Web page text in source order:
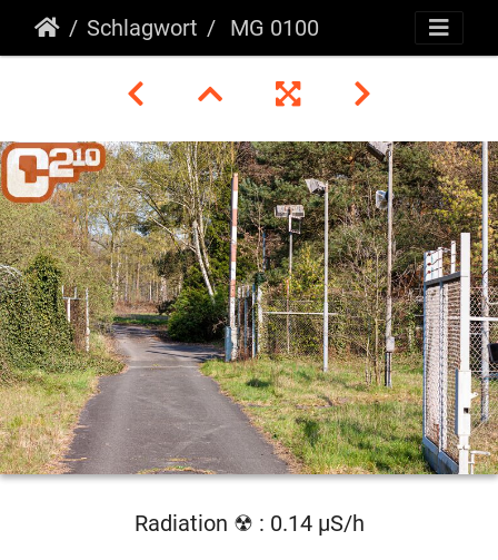
Schlagwort MG 0100
Radiation ☢ : 0.14 µS/h